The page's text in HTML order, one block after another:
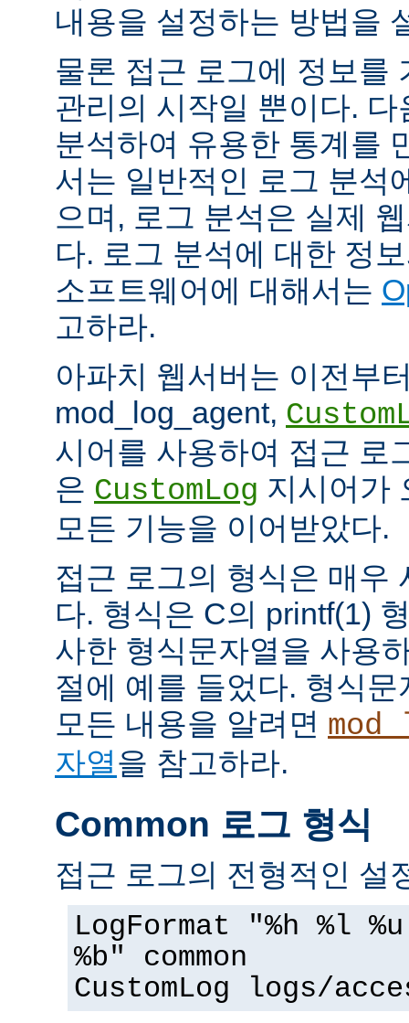
내용을 설정하는 방법을
물론 접근 로그에 정보를
관리의 시작일 뿐이다.
분석하여 유용한 통계를
서는 일반적인 로그 분석
으며, 로그 분석은 실제
다. 로그 분석에 대한 정
소프트웨어에 대해서는
고하라.
아파치 웹서버는 이전부
mod_log_agent,
시어를 사용하여 접근 로
은 CustomLog 지시어가
모든 기능을 이어받았다.
접근 로그의 형식은 매우
다. 형식은 C의 printf(1)
사한 형식문자열을 사용
절에 예를 들었다. 형식
모든 내용을 알려면
자열을 참고하라.
Common 로그 형식
접근 로그의 전형적인 설
LogFormat "%h %l
%b" common
CustomLog logs/